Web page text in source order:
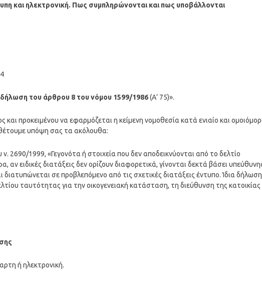
και ηλεκτρονική. Πως συμπληρώνονται και πως υποβάλλονται
δήλωση του άρθρου 8 του νόμου 1599/1986(Α’ 75)».
και προκειμένου να εφαρμόζεται η κείμενη νομοθεσία κατά ενιαίο και
υπόψη σας τα ακόλουθα:
1999, «Γεγονότα ή στοιχεία που δεν αποδεικνύονται από το δελτίο
ειδικές διατάξεις δεν ορίζουν διαφορετικά, γίνονται δεκτά βάσει
σε προβλεπόμενο από τις σχετικές διατάξεις έντυπο. Ίδια δήλωση
ταυτότητας για την οικογενειακή κατάσταση, τη διεύθυνση της κατοικίας
ή ηλεκτρονική.